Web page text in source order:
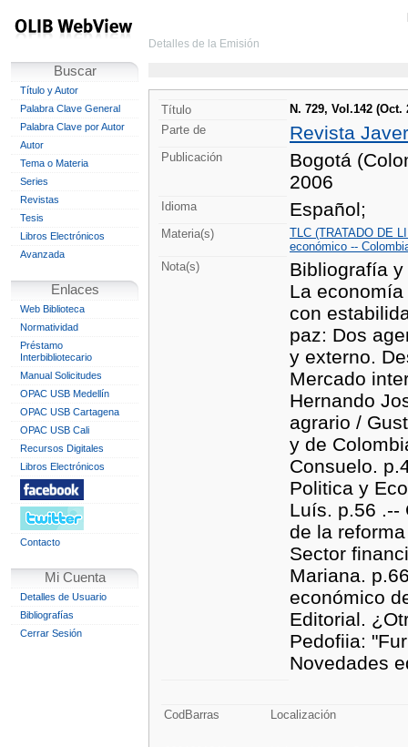
Buscar
Título y Autor
Palabra Clave General
Palabra Clave por Autor
Autor
Tema o Materia
Series
Revistas
Tesis
Libros Electrónicos
Avanzada
Enlaces
Web Biblioteca
Normatividad
Préstamo
Interbibliotecario
Manual Solicitudes
OPAC USB Medellín
OPAC USB Cartagena
OPAC USB Cali
Recursos Digitales
Libros Electrónicos
Contacto
Mi Cuenta
Detalles de Usuario
Bibliografías
Cerrar Sesión
Detalles de la Emisión
Título
N. 729, Vol.142
Parte de
Revista
Publicación
Bogotá
2006
Idioma Español;
Materia(s)
TLC (TRATADO DE
económico --
Nota(s)
Bibliografía
La
con
paz: Dos
y externo.
Mercado
Hernando
agrario /
y de
Consuelo.
Politica y
Luís. p.56 .--
de la
Sector
Mariana.
económico
Editorial.
Pedofiia:
Novedades
CodBarras Localización